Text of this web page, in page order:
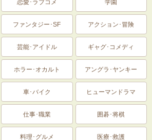
恋愛･ラブコメ 学園
ファンタジー･SF アクション･冒険
芸能･アイドル ギャグ･コメディ
ホラー･オカルト アングラ･ヤンキー
車･バイク ヒューマンドラマ
仕事･職業 囲碁･将棋
料理･グルメ 医療･救護